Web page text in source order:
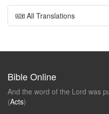
All Translations
Bible Online
And the word of the Lord was
(Acts)